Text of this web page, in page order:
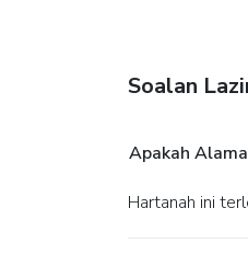
Soalan
Apakah
Hartanah ini